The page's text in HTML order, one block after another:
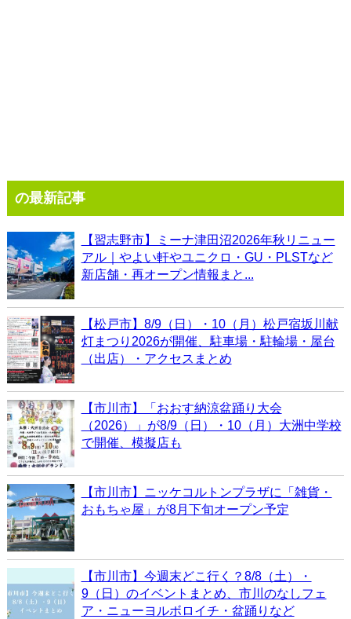
の最新記事
【習志野市】ミーナ津田沼2026年秋リニュー
アル｜やよい軒やユニクロ・GU・PLSTなど
新店舗・再オープン情報まと...
【松戸市】8/9（日）・10（月）松戸宿坂川献
灯まつり2026が開催、駐車場・駐輪場・屋台
（出店）・アクセスまとめ
【市川市】「おおす納涼盆踊り大会
（2026）」が8/9（日）・10（月）大洲中学校
で開催、模擬店も
【市川市】ニッケコルトンプラザに「雑貨・
おもちゃ屋」が8月下旬オープン予定
【市川市】今週末どこ行く？8/8（土）・
9（日）のイベントまとめ、市川のなしフェ
ア・ニューヨルボロイチ・盆踊りなど